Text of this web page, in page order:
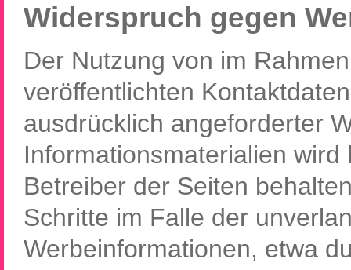
Widerspruch gegen
Der Nutzung von im
veröffentlichten
ausdrücklich angeforderter
Informationsmaterialien
Betreiber der Seiten
Schritte im Falle der
Werbeinformationen, etwa